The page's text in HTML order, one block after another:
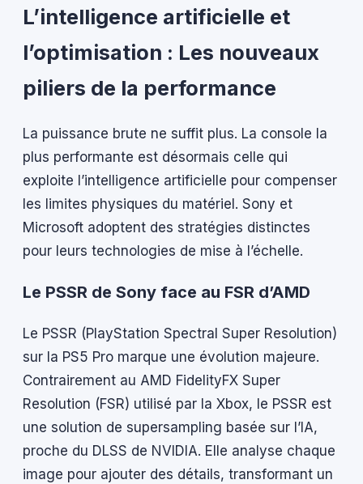
L’intelligence artificielle et
l’optimisation : Les nouveaux
piliers de la performance
La puissance brute ne suffit plus. La console la
plus performante est désormais celle qui
exploite l’intelligence artificielle pour compenser
les limites physiques du matériel. Sony et
Microsoft adoptent des stratégies distinctes
pour leurs technologies de mise à l’échelle.
Le PSSR de Sony face au FSR d’AMD
Le PSSR (PlayStation Spectral Super Resolution)
sur la PS5 Pro marque une évolution majeure.
Contrairement au AMD FidelityFX Super
Resolution (FSR) utilisé par la Xbox, le PSSR est
une solution de supersampling basée sur l’IA,
proche du DLSS de NVIDIA. Elle analyse chaque
image pour ajouter des détails, transformant un